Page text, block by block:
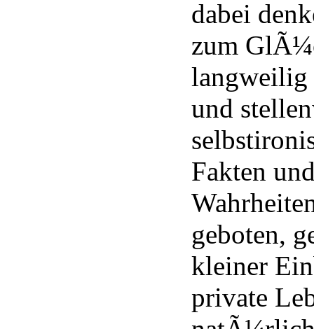
dabei
zum
und
Fakten
geboten,
kleiner
private